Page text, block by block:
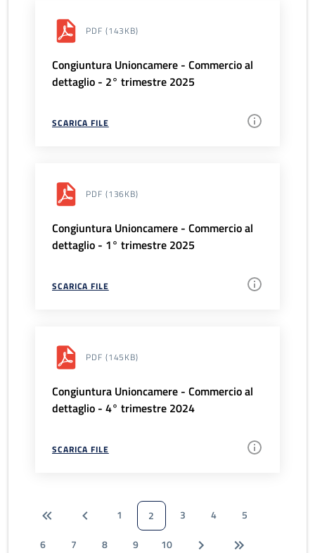
PDF (143KB)
Congiuntura Unioncamere - Commercio al
dettaglio - 2° trimestre 2025
SCARICA FILE
PDF (136KB)
Congiuntura Unioncamere - Commercio al
dettaglio - 1° trimestre 2025
SCARICA FILE
PDF (145KB)
Congiuntura Unioncamere - Commercio al
dettaglio - 4° trimestre 2024
SCARICA FILE
1 2 3 4
5
6
7 8 9 10